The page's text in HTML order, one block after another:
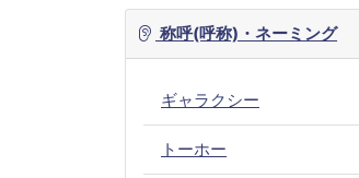
称呼(呼称)・ネーミング
ギャラクシー
トーホー